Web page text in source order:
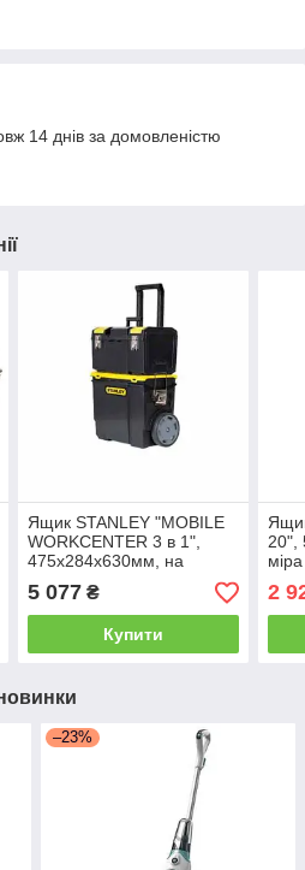
14 днів за домовленістю
Ящик STANLEY "MOBILE
WORKCENTER 3 в 1",
475x284x630мм, на
5 077₴
Купити
20",
2
–23%